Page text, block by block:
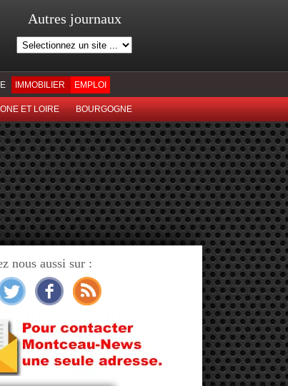
Autres journaux
IMMOBILIER EMPLOI
ET LOIRE BOURGOGNE
nous aussi sur :